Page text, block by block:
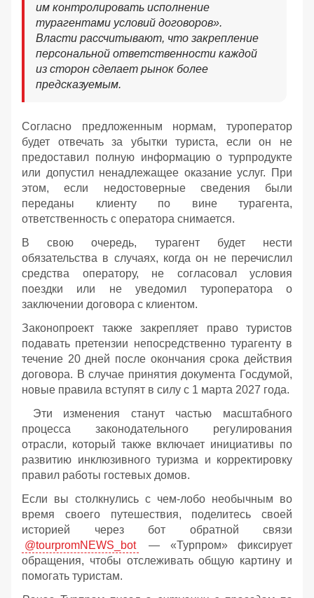
им контролировать исполнение
турагентами условий договоров».
Власти рассчитывают, что закрепление
персональной ответственности каждой
из сторон сделает рынок более
предсказуемым.
Согласно предложенным нормам, туроператор
будет отвечать за убытки туриста, если он не
предоставил полную информацию о турпродукте
или допустил ненадлежащее оказание услуг. При
этом, если недостоверные сведения были
переданы клиенту по вине турагента,
ответственность с оператора снимается.
В свою очередь, турагент будет нести
обязательства в случаях, когда он не перечислил
средства оператору, не согласовал условия
поездки или не уведомил туроператора о
заключении договора с клиентом.
Законопроект также закрепляет право туристов
подавать претензии непосредственно турагенту в
течение 20 дней после окончания срока действия
договора. В случае принятия документа Госдумой,
новые правила вступят в силу с 1 марта 2027 года.
Эти изменения станут частью масштабного
процесса законодательного регулирования
отрасли, который также включает инициативы по
развитию инклюзивного туризма и корректировку
правил работы гостевых домов.
Если вы столкнулись с чем-лобо необычным во
время своего путешествия, поделитесь своей
историей через бот обратной связи
@tourpromNEWS_bot
— «Турпром» фиксирует
обращения, чтобы отслеживать общую картину и
помогать туристам.